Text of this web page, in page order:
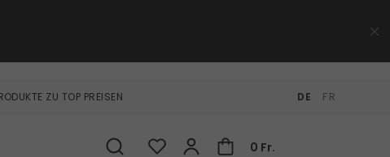
ZU TOP PREISEN DE FR
0 Fr.